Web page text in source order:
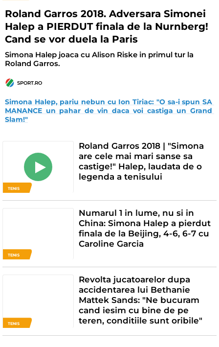
Roland Garros 2018. Adversara Simonei
Halep a PIERDUT finala de la Nurnberg!
Cand se vor duela la Paris
Simona Halep joaca cu Alison Riske in primul tur la
Roland Garros.
SPORT.RO
Simona Halep, pariu nebun cu Ion Tiriac: "O sa-i spun SA
MANANCE un pahar de vin daca voi castiga un Grand
Slam!"
TENIS
Roland Garros 2018 | "Simona
are cele mai mari sanse sa
castige!" Halep, laudata de o
legenda a tenisului
TENIS
Numarul 1 in lume, nu si in
China: Simona Halep a pierdut
finala de la Beijing, 4-6, 6-7 cu
Caroline Garcia
TENIS
Revolta jucatoarelor dupa
accidentarea lui Bethanie
Mattek Sands: "Ne bucuram
cand iesim cu bine de pe
teren, conditiile sunt oribile"